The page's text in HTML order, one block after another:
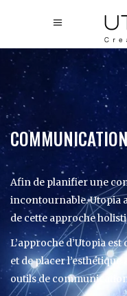
Afin de planifier une
incontournable. Utopia
de cette approche
L’approche d’Utopia
et de placer
outils de